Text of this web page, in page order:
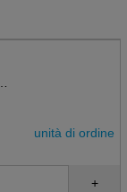
unità di ordine
+